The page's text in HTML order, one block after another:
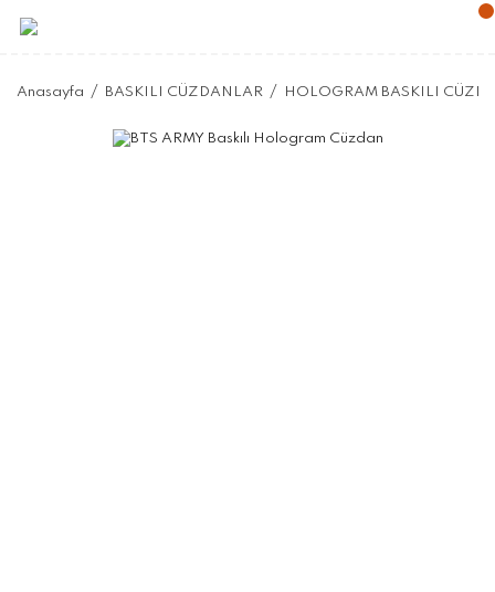
Anasayfa BASKILI CÜZDANLAR HOLOGRAM BASKILI